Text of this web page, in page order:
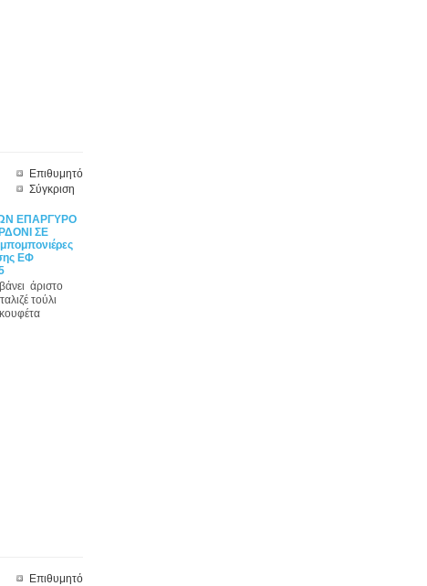
Επιθυμητό
Σύγκριση
ΕΠΑΡΓΥΡΟ
ΣΕ
ΕΦ
άριστο
τούλι
Επιθυμητό